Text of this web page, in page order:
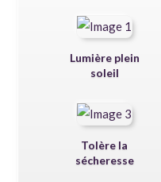
Lumière plein
soleil
Tolère la
sécheresse